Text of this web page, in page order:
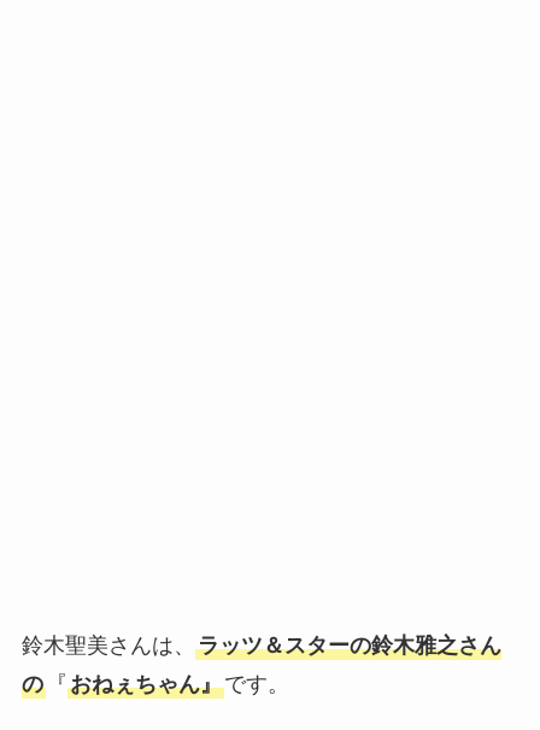
鈴木聖美さんは、 ラッツ＆スターの鈴木雅之さん
の『おねぇちゃん』です。